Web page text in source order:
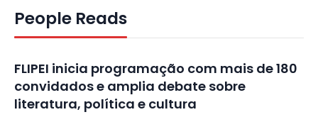
People Reads
FLIPEI inicia programação com mais de 180
convidados e amplia debate sobre
literatura, política e cultura